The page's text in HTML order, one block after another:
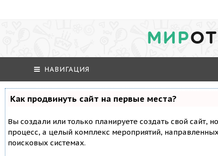
МИР
НАВИГАЦИЯ
Как продвинуть сайт на первые места?
Вы создали или только планируете создать свой сайт,
процесс, а целый комплекс мероприятий,
поисковых системах.